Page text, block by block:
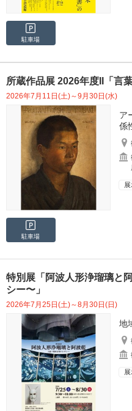
駐車場
所蔵作品展 2026年度II「言
2026年7月11日(土)～9月30日(水)
ア
係
駐車場
特別展「阿波人形浄瑠璃と
シー〜」
2026年7月25日(土)～8月30日(日)
地